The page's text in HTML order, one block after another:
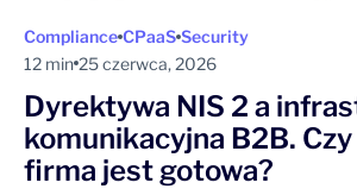
Compliance CPaaS Security
12 min 25 czerwca, 2026
Dyrektywa NIS 2 a
komunikacyjna B2B. Czy
firma jest gotowa?